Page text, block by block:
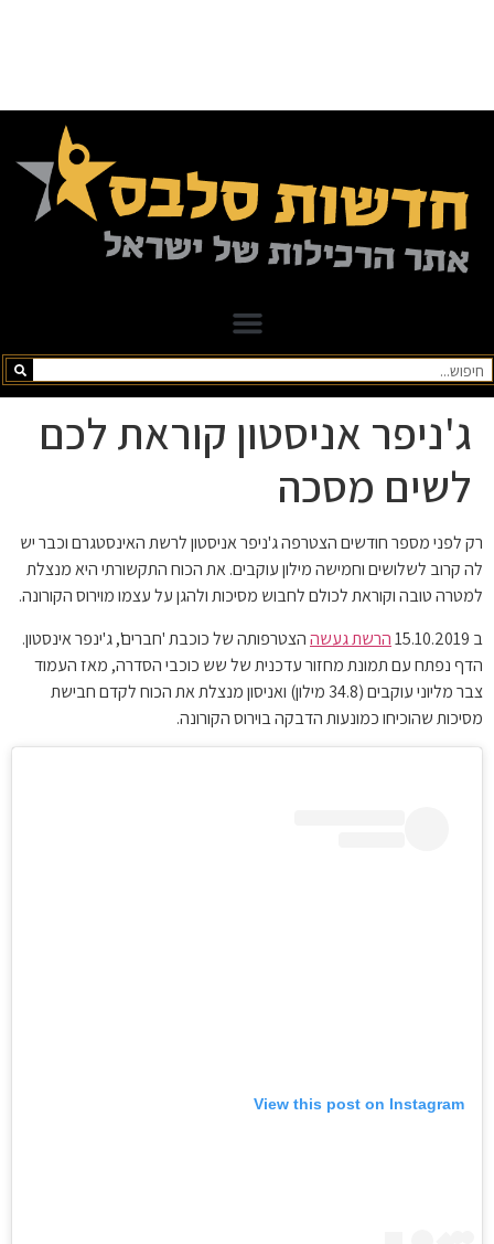
ג'ניפר אניסטון קוראת לכם
לשים מסכה
רק לפני מספר חודשים הצטרפה ג'ניפר אניסטון לרשת האינסטגרם וכבר יש
לה קרוב לשלושים וחמישה מילון עוקבים. את הכוח התקשורתי היא מנצלת
למטרה טובה וקוראת לכולם לחבוש מסיכות ולהגן על עצמו מוירוס הקורונה.
ב 15.10.2019
הרשת געשההצטרפותה של כוכבת 'חברים', ג'ינפר אינסטון.
הדף נפתח עם תמונת מחזור עדכנית של שש כוכבי הסדרה, מאז העמוד
צבר מליוני עוקבים (34.8 מילון) ואניסון מנצלת את הכוח לקדם חבישת
מסיכות שהוכיחו כמונעות הדבקה בוירוס הקורונה.
View this post on Instagram